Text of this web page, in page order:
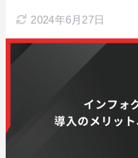
2024年6月27日